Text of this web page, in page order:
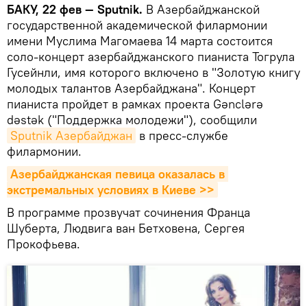
БАКУ, 22 фев — Sputnik. В Азербайджанской
государственной академической филармонии
имени Муслима Магомаева 14 марта состоится
соло-концерт азербайджанского пианиста Тогрула
Гусейнли, имя которого включено в "Золотую книгу
молодых талантов Азербайджана". Концерт
пианиста пройдет в рамках проекта Gənclərə
dəstək ("Поддержка молодежи"), сообщили
Sputnik Азербайджан в пресс-службе
филармонии.
Азербайджанская певица оказалась в
экстремальных условиях в Киеве >>
В программе прозвучат сочинения Франца
Шуберта, Людвига ван Бетховена, Сергея
Прокофьева.